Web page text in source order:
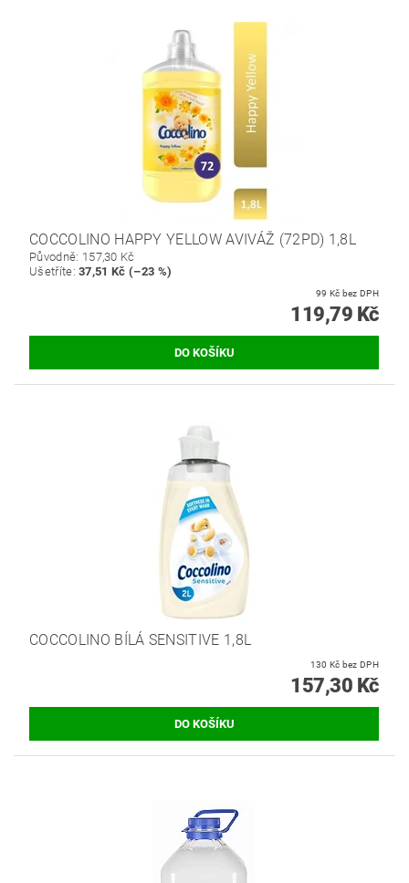
COCCOLINO HAPPY YELLOW AVIVÁŽ (72PD) 1,8L
Původně: 157,30 Kč
Ušetříte:37,51 Kč (–23 %)
99 Kč bez DPH
119,79 Kč
COCCOLINO BÍLÁ SENSITIVE 1,8L
130 Kč bez DPH
157,30 Kč